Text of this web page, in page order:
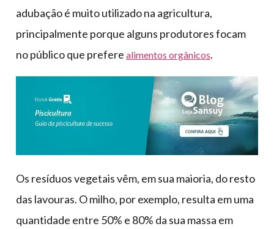
adubação é muito utilizado na agricultura,
principalmente porque alguns produtores focam
no público que prefere alimentos orgânicos.
Os resíduos vegetais vêm, em sua maioria, do resto
das lavouras. O milho, por exemplo, resulta em uma
quantidade entre 50% e 80% da sua massa em